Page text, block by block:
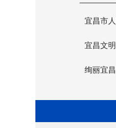
宜昌市
宜昌文
绚丽宜昌